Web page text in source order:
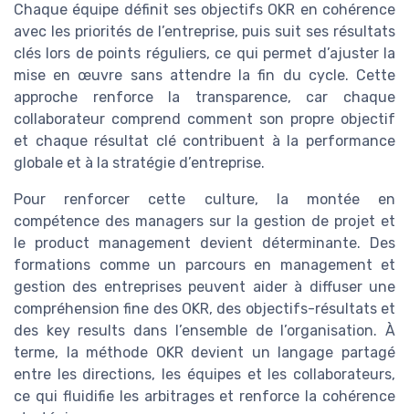
Chaque équipe définit ses objectifs OKR en cohérence
avec les priorités de l’entreprise, puis suit ses résultats
clés lors de points réguliers, ce qui permet d’ajuster la
mise en œuvre sans attendre la fin du cycle. Cette
approche renforce la transparence, car chaque
collaborateur comprend comment son propre objectif
et chaque résultat clé contribuent à la performance
globale et à la stratégie d’entreprise.
Pour renforcer cette culture, la montée en
compétence des managers sur la gestion de projet et
le product management devient déterminante. Des
formations comme un parcours en management et
gestion des entreprises peuvent aider à diffuser une
compréhension fine des OKR, des objectifs-résultats et
des key results dans l’ensemble de l’organisation. À
terme, la méthode OKR devient un langage partagé
entre les directions, les équipes et les collaborateurs,
ce qui fluidifie les arbitrages et renforce la cohérence